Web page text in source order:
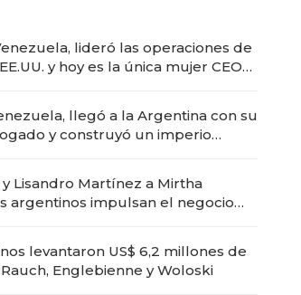
lideró las operaciones de
y hoy es la única mujer CEO
llegó a la Argentina con su
y construyó un imperio
Lisandro Martínez a Mirtha
argentinos impulsan el negocio
levantaron US$ 6,2 millones de
Englebienne y Woloski